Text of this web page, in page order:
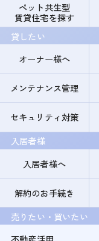
ペット共生型
賃貸住宅を探す
貸したい
オーナー様へ
メンテナンス管理
セキュリティ対策
入居者様
入居者様へ
解約のお手続き
売りたい・買いたい